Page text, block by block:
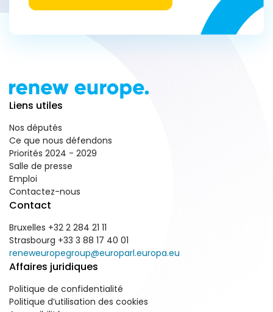
Liens utiles
Nos députés
Ce que nous défendons
Priorités 2024 - 2029
Salle de presse
Emploi
Contactez-nous
Contact
Bruxelles +32 2 284 21 11
Strasbourg +33 3 88 17 40 01
reneweuropegroup@europarl.europa.eu
Affaires juridiques
Politique de confidentialité
Politique d’utilisation des cookies